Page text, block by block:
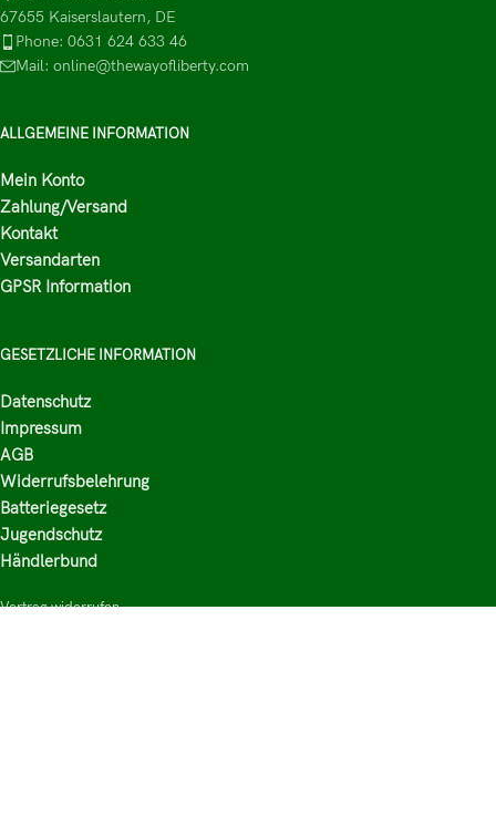
67655 Kaiserslautern, DE
Phone: 0631 624 633 46
Mail: online@thewayofliberty.com
ALLGEMEINE INFORMATION
Mein Konto
Zahlung/Versand
Kontakt
Versandarten
GPSR Information
GESETZLICHE INFORMATION
Datenschutz
Impressum
AGB
Widerrufsbelehrung
Batteriegesetz
Jugendschutz
Händlerbund
Vertrag widerrufen